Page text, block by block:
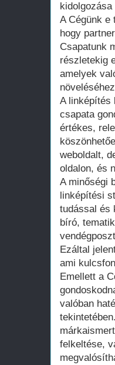
A Cégünk e
hogy
Csapatunk
részletekig
amelyek
A linképítés
csapata
értékes,
weboldalt,
oldalon, és
A minőségi
linképítési
tudással és
bíró,
Ezáltal
ami
Emellett a
valóban
felkeltése,